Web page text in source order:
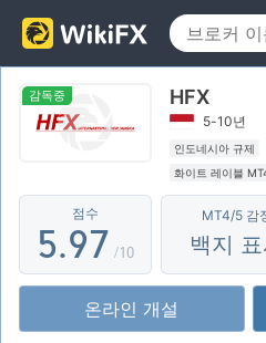
감독중 HFX
5-10년
인도네시아 규제
화이트 레이블
점수
0
1
2
4
5
6
7
.
4
5
6
8
9
2
3
6
7
8
9
/10
MT4/5 감
백지 표
온라인 개설